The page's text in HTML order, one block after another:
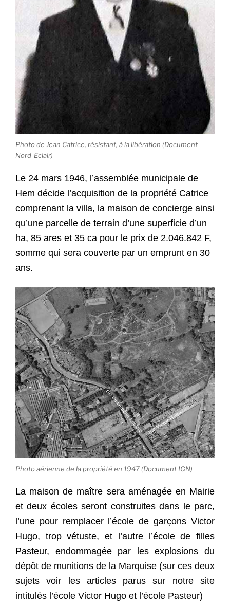
Photo de Jean Catrice, résistant, à la libération (Document
Nord-Eclair)
Le 24 mars 1946, l’assemblée municipale de
Hem décide l’acquisition de la propriété Catrice
comprenant la villa, la maison de concierge ainsi
qu’une parcelle de terrain d’une superficie d’un
ha, 85 ares et 35 ca pour le prix de 2.046.842 F,
somme qui sera couverte par un emprunt en 30
ans.
Photo aérienne de la propriété en 1947 (Document IGN)
La maison de maître sera aménagée en Mairie
et deux écoles seront construites dans le parc,
l’une pour remplacer l’école de garçons Victor
Hugo, trop vétuste, et l’autre l’école de filles
Pasteur, endommagée par les explosions du
dépôt de munitions de la Marquise (sur ces deux
sujets voir les articles parus sur notre site
intitulés l’école Victor Hugo et l’école Pasteur)